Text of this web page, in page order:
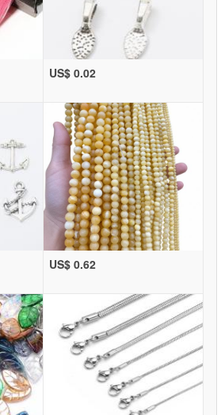
US$ 0.02
US$ 0.62